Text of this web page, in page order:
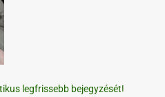
legfrissebb bejegyzését!